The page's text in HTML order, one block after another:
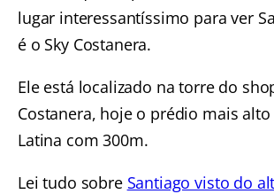
lugar interessantíssimo para ver
é o Sky Costanera.
Ele está localizado na torre do
Costanera, hoje o prédio mais
Latina com 300m.
Lei tudo sobre Santiago visto do